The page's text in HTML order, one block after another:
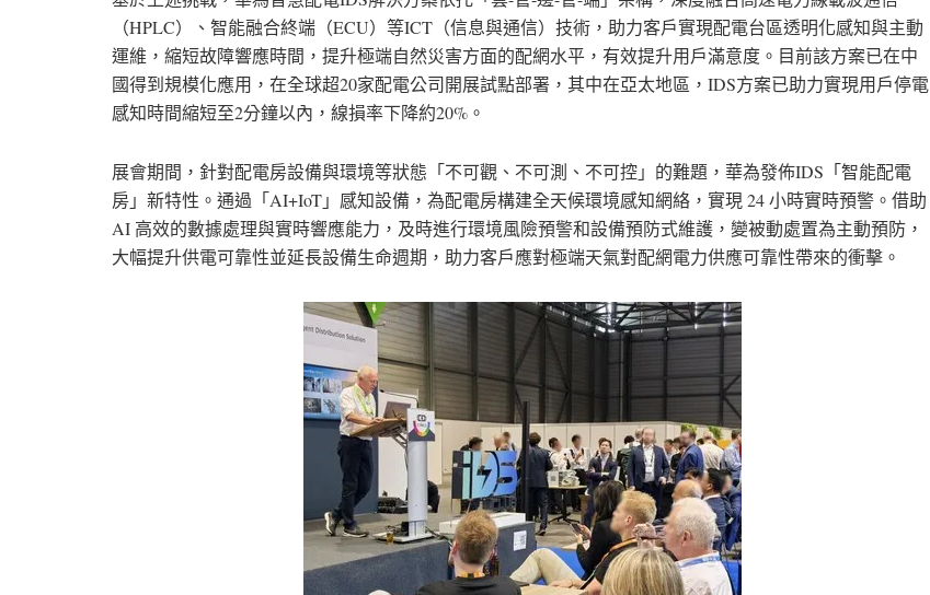
（HPLC）、智能融合終端（ECU）等ICT（信息與通信）技術，助力客戶實現配電台區透明化感知與主動
運維，縮短故障響應時間，提升極端自然災害方面的配網水平，有效提升用戶滿意度。目前該方案已在中
國得到規模化應用，在全球超20家配電公司開展試點部署，其中在亞太地區，IDS方案已助力實現用戶停電
感知時間縮短至2分鐘以內，線損率下降約20%。
展會期間，針對配電房設備與環境等狀態「不可觀、不可測、不可控」的難題，華為發佈IDS「智能配電
房」新特性。通過「AI+IoT」感知設備，為配電房構建全天候環境感知網絡，實現 24 小時實時預警。借助
AI 高效的數據處理與實時響應能力，及時進行環境風險預警和設備預防式維護，變被動處置為主動預防，
大幅提升供電可靠性並延長設備生命週期，助力客戶應對極端天氣對配網電力供應可靠性帶來的衝擊。